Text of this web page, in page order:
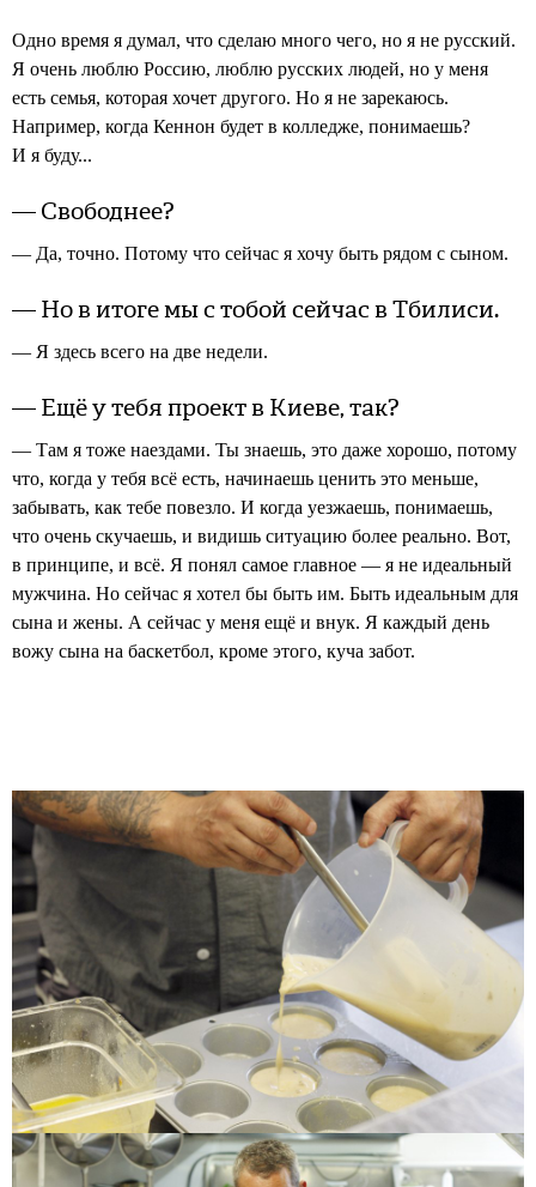
Одно время я думал, что сделаю много чего, но я не русский.
Я очень люблю Россию, люблю русских людей, но у меня
есть семья, которая хочет другого. Но я не зарекаюсь.
Например, когда Кеннон будет в колледже, понимаешь?
И я буду...
— Свободнее?
— Да, точно. Потому что сейчас я хочу быть рядом с сыном.
— Но в итоге мы с тобой сейчас в Тбилиси.
— Я здесь всего на две недели.
— Ещё у тебя проект в Киеве, так?
— Там я тоже наездами. Ты знаешь, это даже хорошо, потому
что, когда у тебя всё есть, начинаешь ценить это меньше,
забывать, как тебе повезло. И когда уезжаешь, понимаешь,
что очень скучаешь, и видишь ситуацию более реально. Вот,
в принципе, и всё. Я понял самое главное — я не идеальный
мужчина. Но сейчас я хотел бы быть им. Быть идеальным для
сына и жены. А сейчас у меня ещё и внук. Я каждый день
вожу сына на баскетбол, кроме этого, куча забот.